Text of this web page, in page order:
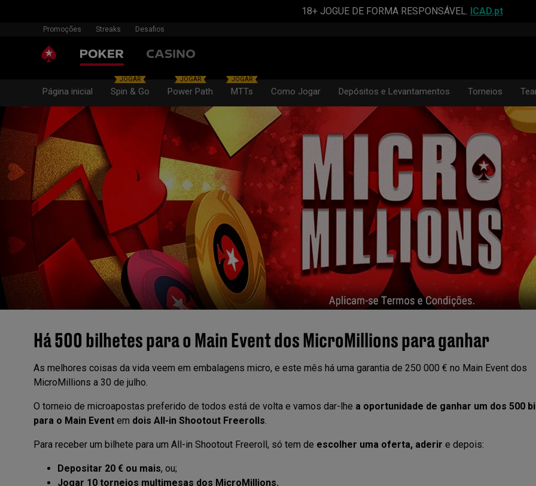
18+ JOGUE DE FORMA RESPONSÁVEL. ICAD.pt
Promoções Streaks Desafios
Página inicial
JOGAR
Spin & Go
JOGAR
Power Path
JOGAR
MTTs Como Jogar Depósitos e Levantamentos Torneios
Há 500 bilhetes para o Main Event dos MicroMillions para ganhar
As melhores coisas da vida veem em embalagens micro, e este mês há uma garantia de 250 000 € no Main Event dos
MicroMillions a 30 de julho.
O torneio de microapostas preferido de todos está de volta e vamos dar-lhe a oportunidade de ganhar um dos 500
para o Main Event em dois All-in Shootout Freerolls.
Para receber um bilhete para um All-in Shootout Freeroll, só tem de escolher uma oferta, aderir e depois:
Depositar 20 € ou mais, ou;
Jogar 10 torneios multimesas dos MicroMillions.